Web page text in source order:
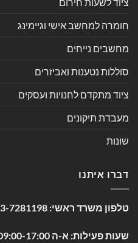
ציוד לשעות חירום
חומרה למחשב אישי וגיימינג
מחשבים נייחים
סוללות נטענות ואביזרים
ציוד מתקדם לחנויות ועסקים
מעבדת תיקונים
שונות
דברו איתנו
טלפון משרד ראשי: 7281198
שעות פעילות: א-ה 09:00-17:00, ימי שישי 09:00-13:00